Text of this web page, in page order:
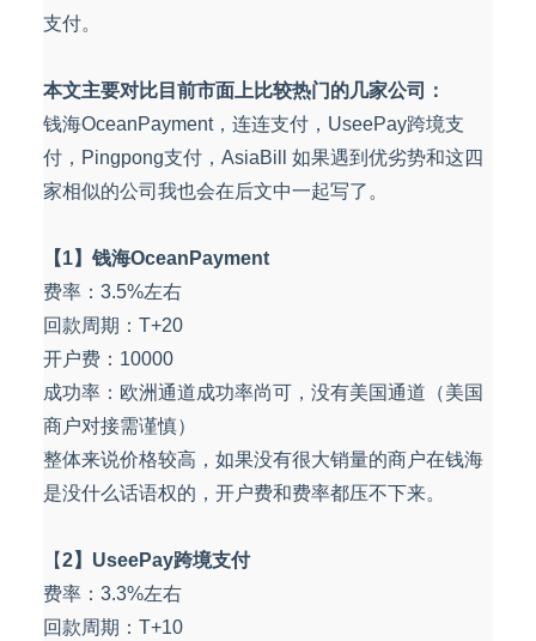
支付。
本文主要对比目前市面上比较热门的几家公司：
钱海OceanPayment，连连支付，UseePay跨境支
付，Pingpong支付，AsiaBill 如果遇到优劣势和这四
家相似的公司我也会在后文中一起写了。
【1】钱海OceanPayment
费率：3.5%左右
回款周期：T+20
开户费：10000
成功率：欧洲通道成功率尚可，没有美国通道（美国
商户对接需谨慎）
整体来说价格较高，如果没有很大销量的商户在钱海
是没什么话语权的，开户费和费率都压不下来。
【2】UseePay跨境支付
费率：3.3%左右
回款周期：T+10